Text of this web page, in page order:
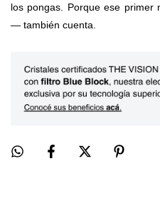
los pongas. Porque ese
— también cuenta.